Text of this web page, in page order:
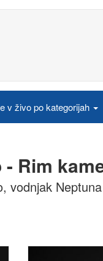
v živo po kategorijah
Rim
vodnjak